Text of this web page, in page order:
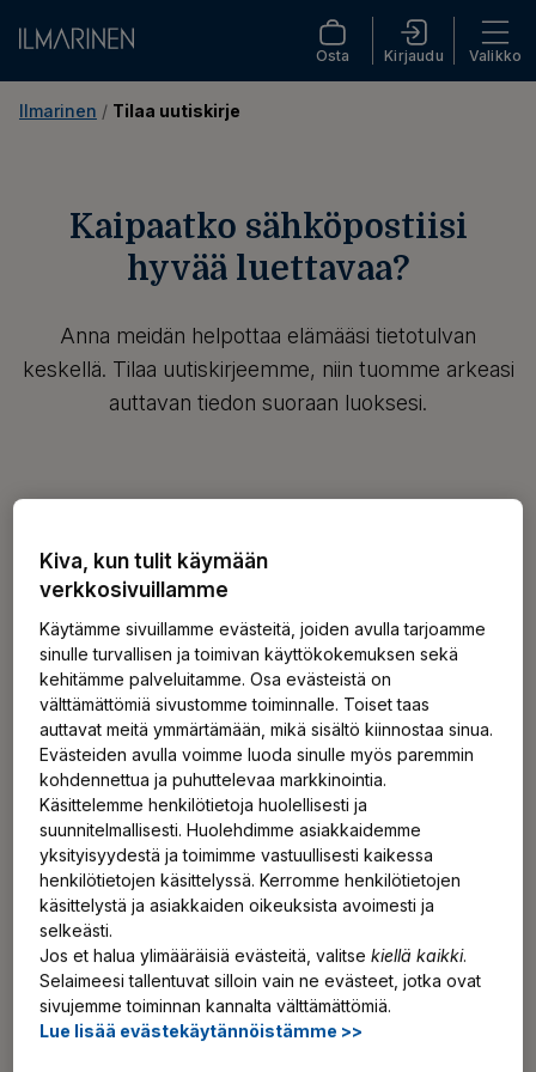
Osta Kirjaudu Valikko
Ilmarinen / Tilaa uutiskirje
Kaipaatko sähköpostiisi
hyvää luettavaa?
Anna meidän helpottaa elämääsi tietotulvan
keskellä. Tilaa uutiskirjeemme, niin tuomme arkeasi
auttavan tiedon suoraan luoksesi.
Mitä haluaisit
lukea?
Muista valita samalla kertaa kaikki aiheet, joista
haluat saada viestejä.
Hyvän huomisen uutiskirje
Työkykyä, eläketurvaa ja työntekijän arkea
koskevaa asiaa sinua varten. Tämä uutiskirje on
tarkoitettu kaikille meille, joista tulee isona eläkeläisiä.
Talous, sijoittaminen ja suhdanteet -
uutiskirje
Kiva, kun tulit käymään
verkkosivuillamme
Käytämme sivuillamme evästeitä, joiden avulla tarjoamme
sinulle turvallisen ja toimivan käyttökokemuksen sekä
kehitämme palveluitamme. Osa evästeistä on
välttämättömiä sivustomme toiminnalle. Toiset taas
auttavat meitä ymmärtämään, mikä sisältö kiinnostaa sinua.
Evästeiden avulla voimme luoda sinulle myös paremmin
kohdennettua ja puhuttelevaa markkinointia.
Käsittelemme henkilötietoja huolellisesti ja
suunnitelmallisesti. Huolehdimme asiakkaidemme
yksityisyydestä ja toimimme vastuullisesti kaikessa
henkilötietojen käsittelyssä. Kerromme henkilötietojen
käsittelystä ja asiakkaiden oikeuksista avoimesti ja
selkeästi.
Jos et halua ylimääräisiä evästeitä, valitsekiellä kaikki.
Selaimeesi tallentuvat silloin vain ne evästeet, jotka ovat
sivujemme toiminnan kannalta välttämättömiä.
Lue lisää evästekäytännöistämme >>